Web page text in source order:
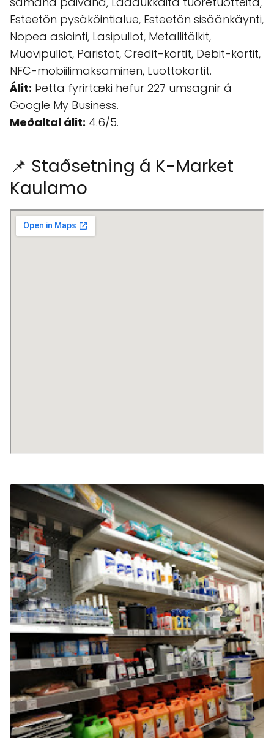
Esteetön pysäköintialue, Esteetön sisäänkäynti,
Nopea asiointi, Lasipullot, Metallitölkit,
Muovipullot, Paristot, Credit-kortit, Debit-kortit,
NFC-mobiilimaksaminen, Luottokortit.
Álit: Þetta fyrirtæki hefur 227 umsagnir á
Google My Business.
Meðaltal álit: 4.6/5.
📌 Staðsetning á K-Market
Kaulamo